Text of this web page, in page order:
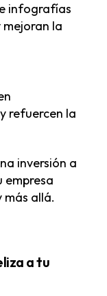
infografías
la
refuercen la
inversión a
empresa
más allá.
a tu